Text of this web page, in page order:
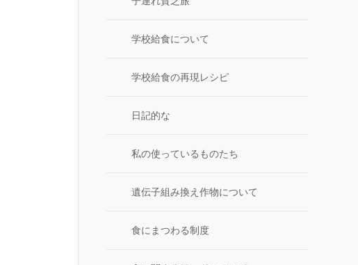
学校給食について
学校給食の再現レシピ
日記的な
私の使っているものたち
遺伝子組み換え作物について
食にまつわる制度